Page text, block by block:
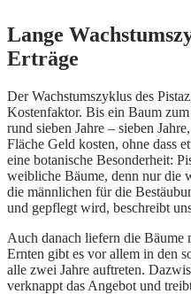
Lange
Erträge
Der Wachstumszyklus des
Kostenfaktor. Bis ein Baum
rund sieben Jahre – sieben
Fläche Geld kosten, ohne dass
eine botanische Besonderheit:
weibliche Bäume, denn nur die
die männlichen für die
und gepflegt wird, beschreibt
Auch danach liefern die Bäume
Ernten gibt es vor allem in den
alle zwei Jahre auftreten.
verknappt das Angebot und